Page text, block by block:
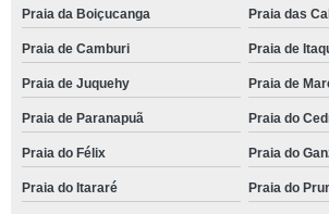
empresa de aluguel tenda 10x10 Monte Alegre do
tenda transparente aluguel preço Itatiba
quanto custa tenda para eventos aluguel
aluguel de tenda para casamento preço Jacareí
aluguel tenda cotar Campos do Jordão
tenda aluguel Ribeirão Preto
Praia da Boiçucanga Praia das
Praia de Camburi Praia de
Praia de Juquehy Praia de
Praia de Paranapuã Praia do
Praia do Félix Praia do
Praia do Itararé Praia do